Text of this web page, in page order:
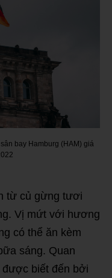
bay Hamburg (HAM) giá
từ củ gừng tươi
Vị mứt với hương
có thể ăn kèm
sáng. Quan
biết đến bởi